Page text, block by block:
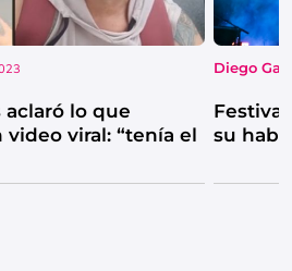
aclaró lo que
viral: “tenía el
Diego
su